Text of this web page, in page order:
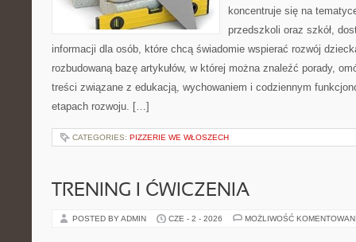
koncentruje się na
przedszkoli oraz szkół,
informacji dla osób, które chcą świadomie wspierać rozwój
rozbudowaną bazę artykułów, w której można znaleźć porady,
treści związane z edukacją, wychowaniem i codziennym
etapach rozwoju. […]
CATEGORIES: PIZZERIE WE WŁOSZECH
TRENING I ĆWICZENIA
POSTED BY ADMIN CZE - 2 - 2026 MOŻLIWOŚĆ